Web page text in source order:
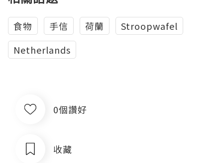
食物 手信 荷蘭
Stroopwafel
Netherlands
0個讚好
收藏